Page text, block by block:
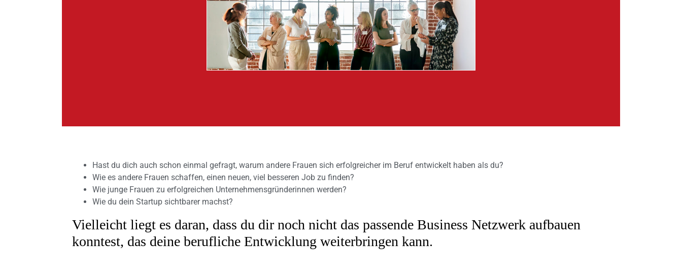
Hast du dich auch schon einmal gefragt, warum andere Frauen sich erfolgreicher im Beruf entwickelt haben als du?
Wie es andere Frauen schaffen, einen neuen, viel besseren Job zu finden?
Wie junge Frauen zu erfolgreichen Unternehmensgründerinnen werden?
Wie du dein Startup sichtbarer machst?
Vielleicht liegt es daran, dass du dir noch nicht das passende Business Netzwerk aufbauen
konntest, das deine berufliche Entwicklung weiterbringen kann.